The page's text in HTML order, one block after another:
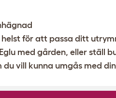
helst för att passa ditt
Eglu med gården, eller ställ
du vill kunna umgås med